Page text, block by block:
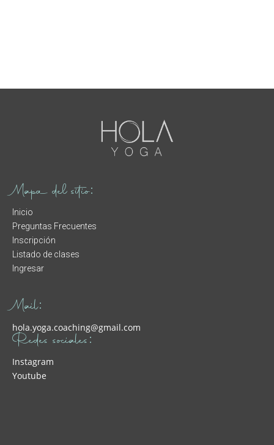
Mapa del sitio:
Inicio
Preguntas Frecuentes
Inscripción
Listado de clases
Ingresar
Mail:
hola.yoga.coaching@gmail.com
Redes sociales:
Instagram
Youtube